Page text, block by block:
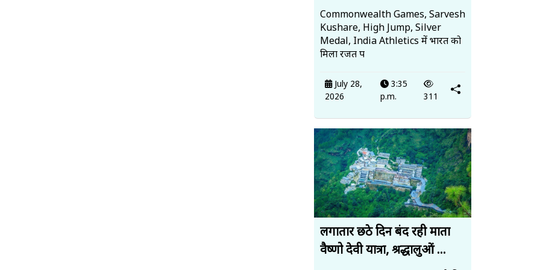
Commonwealth Games, Sarvesh
Kushare, High Jump, Silver
Medal, India Athletics में भारत को
मिला रजत प
July 28,
2026
3:35
p.m.
311
लगातार छठे दिन बंद रही माता
वैष्णो देवी यात्रा, श्रद्धालुओं ...